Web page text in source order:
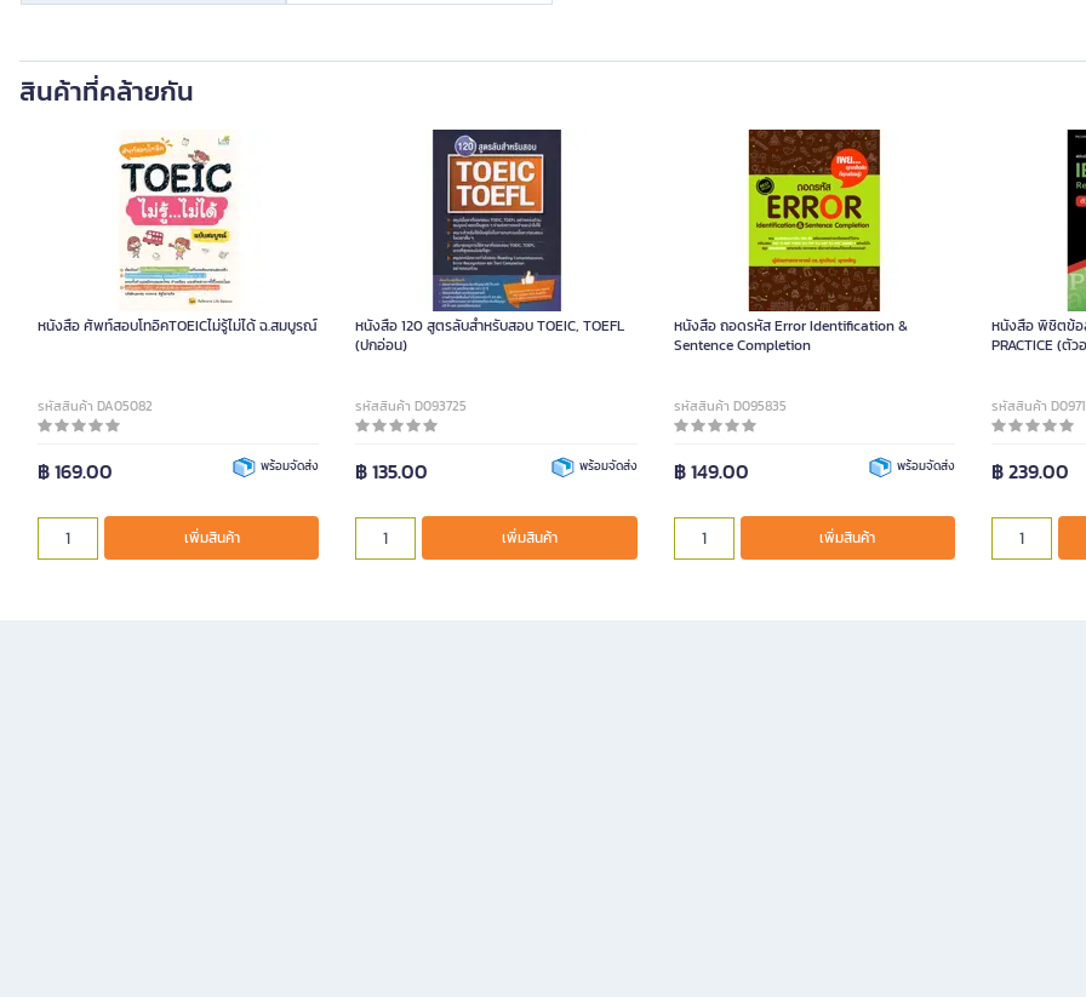
สินค้าที่คล้ายกัน
หนังสือ ศัพท์สอบโทอิคTOEICไม่รู้ไม่ได้ ฉ.สมบูรณ์
รหัสสินค้า DA05082
฿ 169.00 พร้อมจัดส่ง
เพิ่มสินค้า
หนังสือ 120 สูตรลับสำหรับสอบ TOEIC, TOEFL
(ปกอ่อน)
รหัสสินค้า D093725
฿ 135.00 พร้อมจัดส่ง
เพิ่มสินค้า
หนังสือ ถอดรหัส Error Identification &
Sentence Completion
รหัสสินค้า D095835
฿ 149.00 พร้อมจัดส่ง
เพิ่มสินค้า
หนังสือ พิชิตข้อ
PRACTICE (ตั
รหัสสินค้า
฿ 239.00